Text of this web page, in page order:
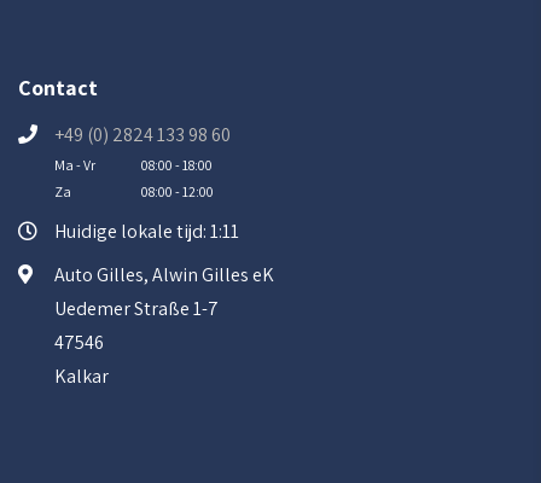
Contact
+49 (0) 2824 133 98 60
Ma - Vr
08:00 - 18:00
Za
08:00 - 12:00
Huidige lokale tijd: 1:11
Auto Gilles, Alwin Gilles eK
Uedemer Straße 1-7
47546
Kalkar